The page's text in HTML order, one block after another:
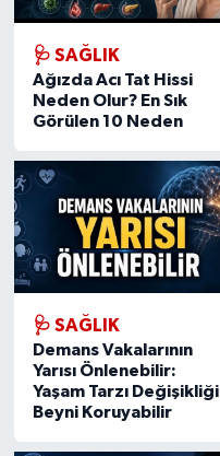
🩺 SAĞLIK
Ağızda Acı Tat Hissi
Neden Olur? En Sık
Görülen 10 Neden
🩺 SAĞLIK
Demans Vakalarının
Yarısı Önlenebilir:
Yaşam Tarzı Değişikliği
Beyni Koruyabilir